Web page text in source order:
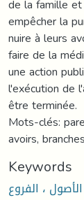
de la famille
empêcher la
nuire à leurs
faire de la
une action
l'exécution de
être terminée.
Mots-clés:
avoirs,
Keywords
الأصول ، الفروع